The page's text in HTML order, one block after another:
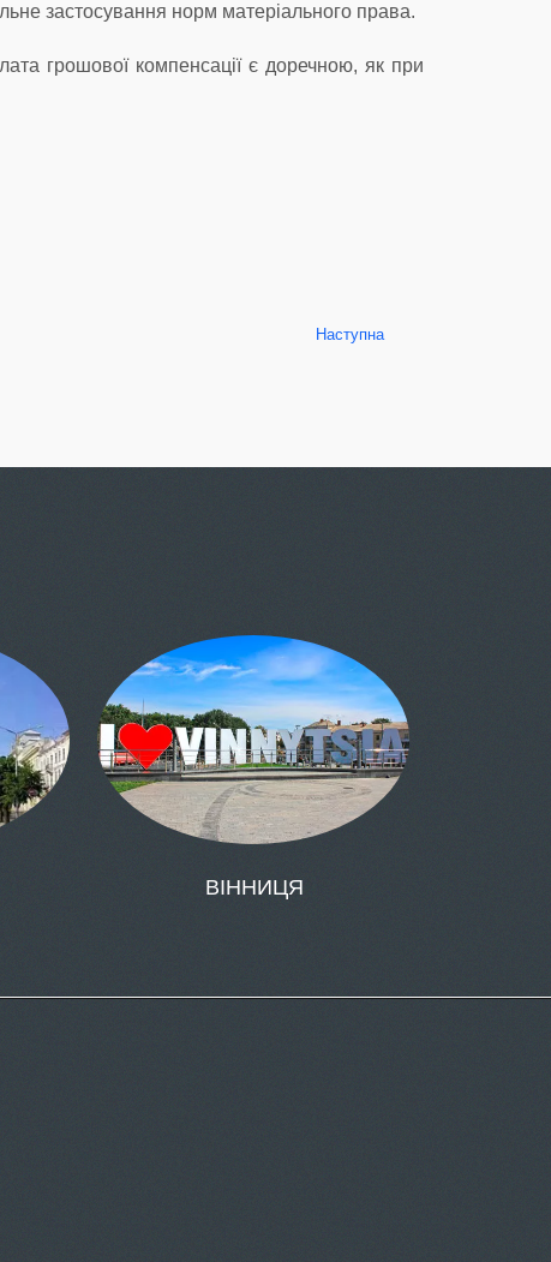
застосування норм матеріального права.
грошової компенсації є доречною, як при
Наступна
ВІННИЦЯ